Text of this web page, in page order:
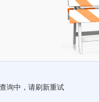
询中，请刷新重试